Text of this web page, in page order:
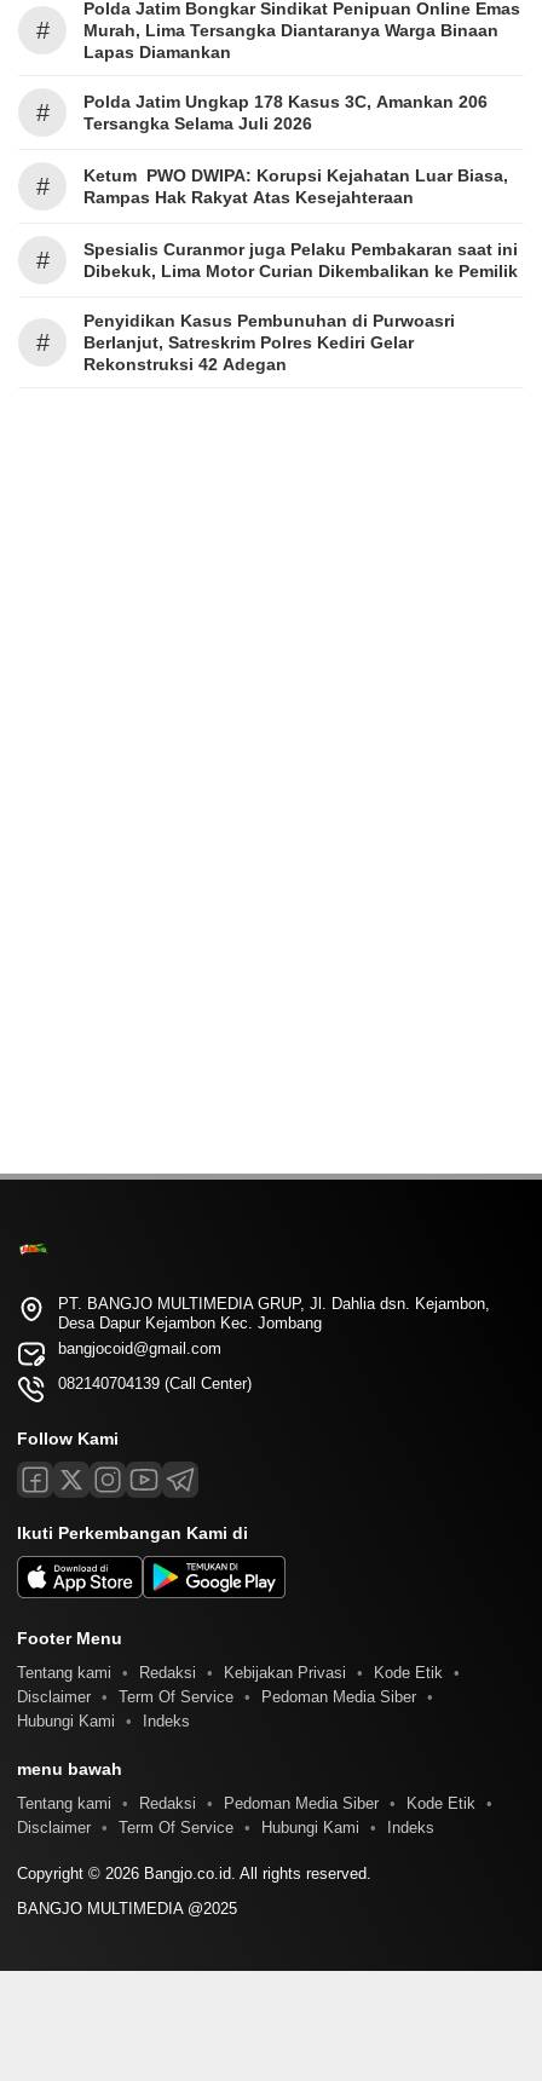
#
Polda Jatim Bongkar Sindikat Penipuan Online Emas
Murah, Lima Tersangka Diantaranya Warga Binaan
Lapas Diamankan
#
Polda Jatim Ungkap 178 Kasus 3C, Amankan 206
Tersangka Selama Juli 2026
#
Ketum PWO DWIPA: Korupsi Kejahatan Luar Biasa,
Rampas Hak Rakyat Atas Kesejahteraan
#
Spesialis Curanmor juga Pelaku Pembakaran saat ini
Dibekuk, Lima Motor Curian Dikembalikan ke Pemilik
#
Penyidikan Kasus Pembunuhan di Purwoasri
Berlanjut, Satreskrim Polres Kediri Gelar
Rekonstruksi 42 Adegan
PT. BANGJO MULTIMEDIA GRUP, Jl. Dahlia dsn. Kejambon,
Desa Dapur Kejambon Kec. Jombang
bangjocoid@gmail.com
082140704139 (Call Center)
Follow Kami
Ikuti Perkembangan Kami di
Footer Menu
Tentang kami Redaksi Kebijakan Privasi
Kode Etik
Disclaimer
Term Of Service
Pedoman Media Siber
Hubungi Kami
Indeks
menu bawah
Tentang kami Redaksi Pedoman Media Siber
Kode Etik
Disclaimer
Term Of Service Hubungi Kami Indeks
Copyright © 2026 Bangjo.co.id. All rights reserved.
BANGJO MULTIMEDIA @2025